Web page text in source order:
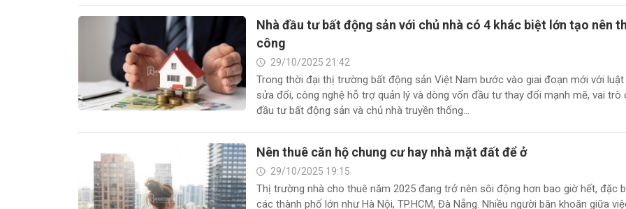
Nhà đầu tư bất động sản với chủ nhà có 4 khác biệt lớn tạo nên
công
29/10/2025 21:42
Trong thời đại thị trường bất động sản Việt Nam bước vào giai đoạn mới với
sửa đổi, công nghệ hỗ trợ quản lý và dòng vốn đầu tư thay đổi mạnh mẽ, vai trò
đầu tư bất động sản và chủ nhà truyền thống...
Nên thuê căn hộ chung cư hay nhà mặt đất để ở
29/10/2025 19:15
Thị trường nhà cho thuê năm 2025 đang trở nên sôi động hơn bao giờ hết, đặc
các thành phố lớn như Hà Nội, TP.HCM, Đà Nẵng. Nhiều người băn khoăn giữa